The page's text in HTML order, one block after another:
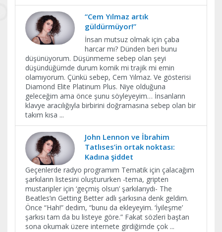
“Cem Yılmaz artık
güldürmüyor!”
İnsan mutsuz olmak için çaba
harcar mı? Dünden beri bunu
düşünüyorum. Düşünmeme sebep olan şeyi
düşündüğümde durum komik mi trajik mi emin
olamıyorum. Çünkü sebep, Cem Yılmaz. Ve gösterisi
Diamond Elite Platinum Plus. Niye olduğuna
geleceğim ama önce şunu söyleyeyim… İnsanların
klavye aracılığıyla birbirini doğramasına sebep olan bir
takım kısa ...
John Lennon ve İbrahim
Tatlıses’in ortak noktası:
Kadına şiddet
Geçenlerde radyo programım Tematik için çalacağım
şarkıların listesini oluştururken -tema, gripten
mustaripler için ‘geçmiş olsun’ şarkılarıydı- The
Beatles’ın Getting Better adlı şarkısına denk geldim.
Önce “Hah!” dedim, “bunu da ekleyeyim. ‘İyileşme’
şarkısı tam da bu listeye göre.” Fakat sözleri baştan
sona okumak üzere internete girdiğimde çok ...